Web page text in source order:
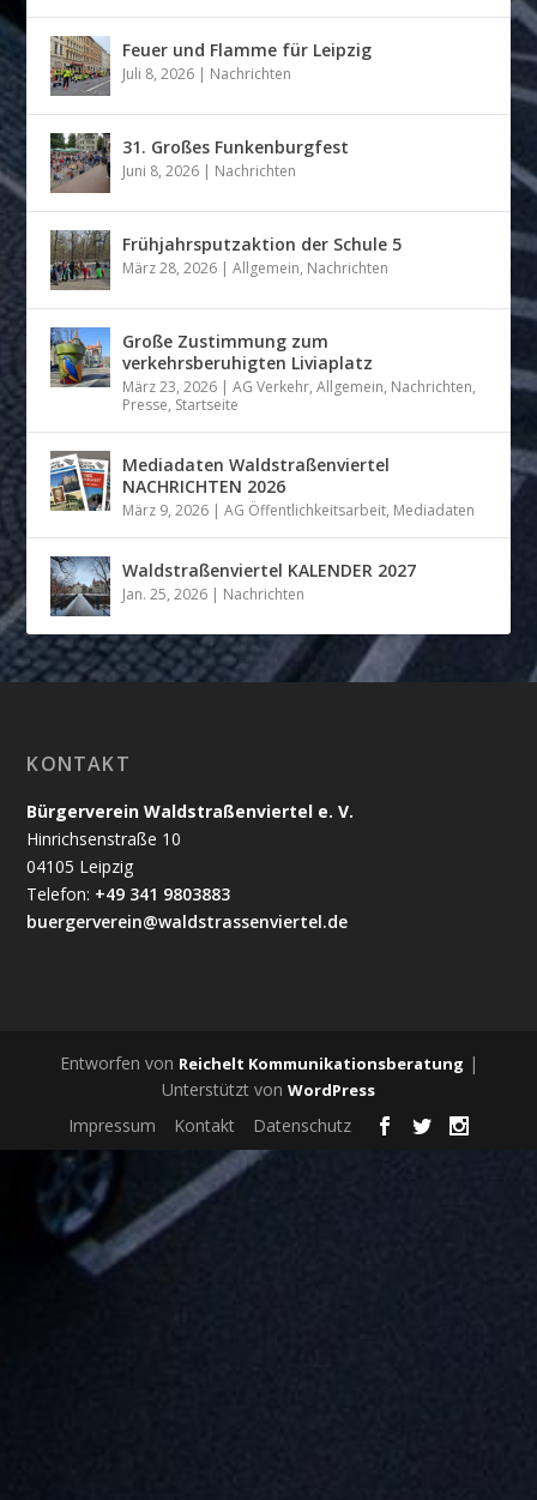
Feuer und Flamme für Leipzig
Juli 8, 2026 | Nachrichten
31. Großes Funkenburgfest
Juni 8, 2026 | Nachrichten
Frühjahrsputzaktion der Schule 5
März 28, 2026 |Allgemein, Nachrichten
Große Zustimmung zum
verkehrsberuhigten Liviaplatz
März 23, 2026 |AG Verkehr,Allgemein, Nachrichten,
Presse, Startseite
Mediadaten Waldstraßenviertel
NACHRICHTEN 2026
März 9, 2026 |AG Öffentlichkeitsarbeit, Mediadaten
Waldstraßenviertel KALENDER 2027
Jan. 25, 2026 | Nachrichten
KONTAKT
Bürgerverein Waldstraßenviertel e. V.
Hinrichsenstraße 10
04105 Leipzig
Telefon: +49 341 9803883
buergerverein@waldstrassenviertel.de
Entworfen von Reichelt Kommunikationsberatung |
Unterstützt von WordPress
Impressum Kontakt Datenschutz